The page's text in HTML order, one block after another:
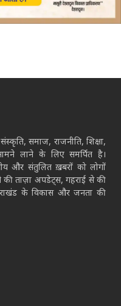
समाज, राजनीति, शिक्षा,
लाने के लिए समर्पित है।
और संतुलित ख़बरों को लोगों
ताज़ा अपडेट्स, गहराई से की
के विकास और जनता की